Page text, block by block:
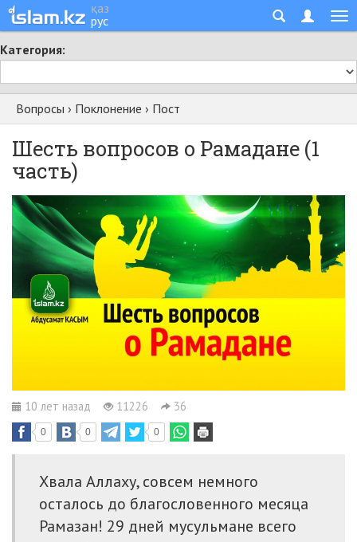
қаз
рус
Категория:
Вопросы › Поклонение › Пост
Шесть вопросов о Рамадане (1
часть)
10 лет назад 11226 36
0 0 0
Хвала Аллаху, совсем немного
осталось до благословенного месяца
Рамазан! 29 дней мусульмане всего